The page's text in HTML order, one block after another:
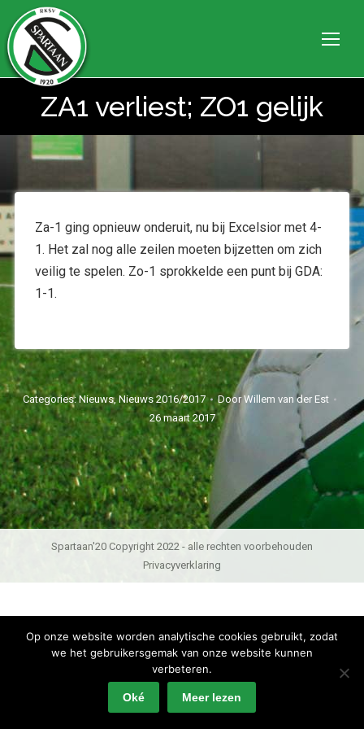
ZA1 verliest; ZO1 gelijk
Je bent hier:
Za-1 ging opnieuw onderuit, nu bij Excelsior met 4-
1. Het zal nog alle zeilen moeten bijzetten om zich
veilig te spelen. Zo-1 sprokkelde een punt bij GDA:
1-1.
Categories:Nieuws,Nieuws 2016/2017 DoorWillem van der Est
26 maart 2017
Spartaan'20 Copyright 2022 - alle rechten voorbehouden
Privacyverklaring
Op onze website worden analytische cookies gebruikt, zodat
we het gebruikersgemak van onze website kunnen
verbeteren.
Oké Meer lezen